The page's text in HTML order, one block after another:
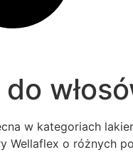
w kategoriach
Wellaflex o różnych